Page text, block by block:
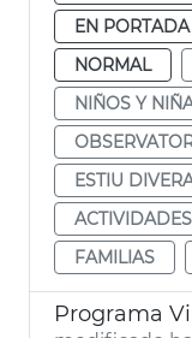
EN PORTADA
NORMAL
NIÑOS Y
ESTIU
FAMILIAS
Programa